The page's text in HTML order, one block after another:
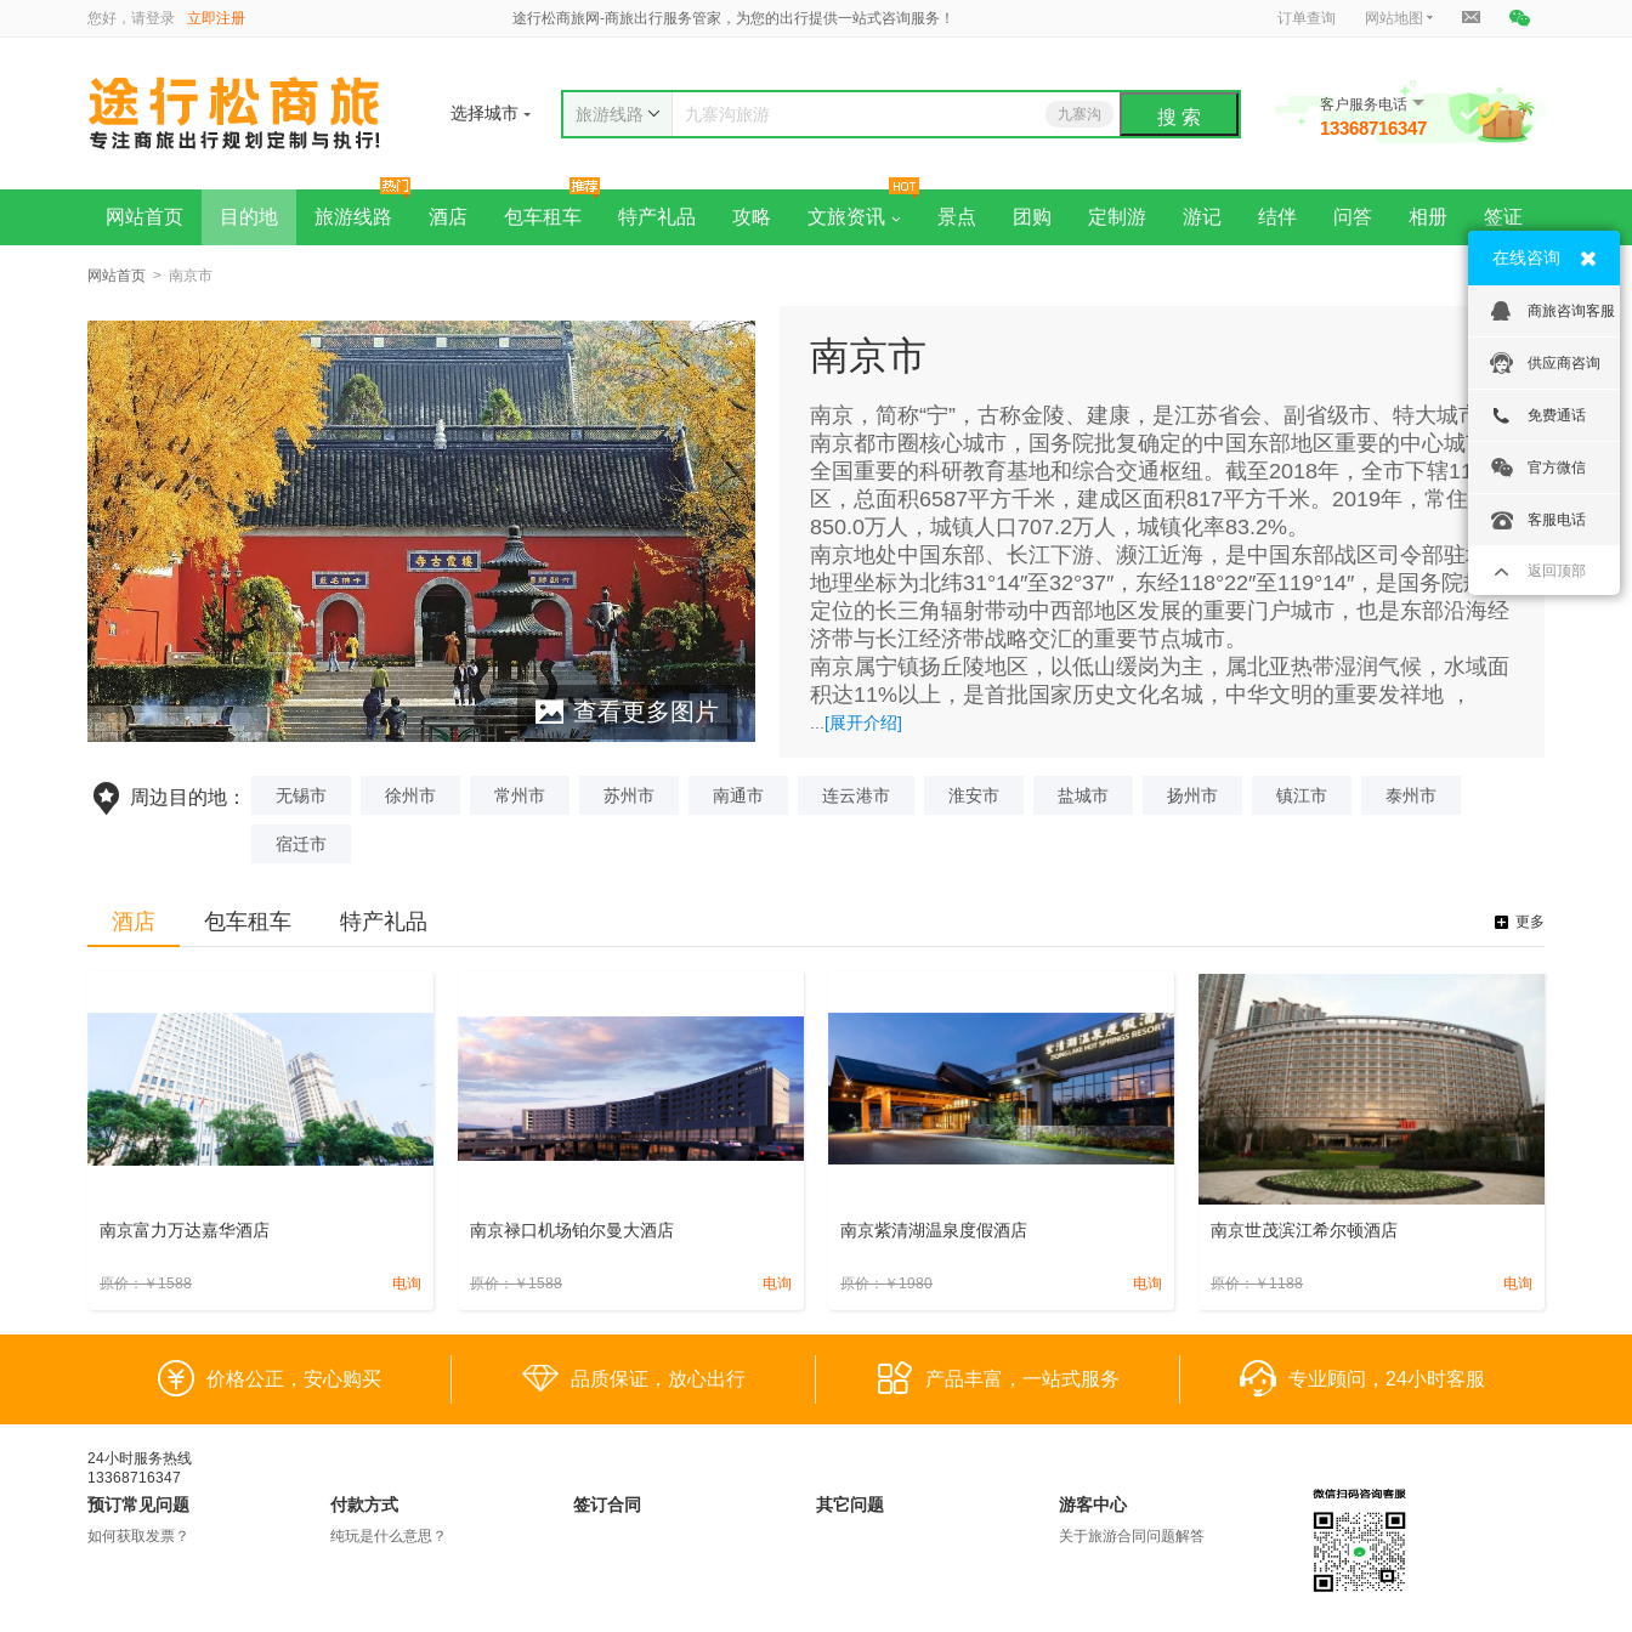
您好，请登录 立即注册 途行松商旅网-商旅出行服务管家，为您的出行提供一站式咨询服务！ 订单查询 网站地图
选择城市 旅游线路 搜 索
九寨沟
九寨沟旅游
黄龙
客户服务电话
13368716347
网站首页 目的地 旅游线路 酒店 包车租车 特产礼品 攻略 文旅资讯 景点 团购 定制游 游记 结伴 问答 相册 签证
网站首页 > 南京市
查看更多图片
南京市
南京，简称“宁”，古称金陵、建康，是江苏省会、副省级市、特大城市、
南京都市圈核心城市，国务院批复确定的中国东部地区重要的中心城市、
全国重要的科研教育基地和综合交通枢纽。截至2018年，全市下辖11个
区，总面积6587平方千米，建成区面积817平方千米。2019年，常住人口
850.0万人，城镇人口707.2万人，城镇化率83.2%。
南京地处中国东部、长江下游、濒江近海，是中国东部战区司令部驻地，
地理坐标为北纬31°14″至32°37″，东经118°22″至119°14″，是国务院规划
定位的长三角辐射带动中西部地区发展的重要门户城市，也是东部沿海经
济带与长江经济带战略交汇的重要节点城市。​
南京属宁镇扬丘陵地区，以低山缓岗为主，属北亚热带湿润气候，水域面
积达11%以上，是首批国家历史文化名城，中华文明的重要发祥地 ，
[展开介绍]
周边目的地： 无锡市 徐州市 常州市 苏州市 南通市 连云港市 淮安市 盐城市 扬州市 镇江市 泰州市
宿迁市
酒店 包车租车 特产礼品 更多
南京富力万达嘉华酒店
原价：￥1588 电询
南京禄口机场铂尔曼大酒店
原价：￥1588 电询
南京紫清湖温泉度假酒店
原价：￥1980 电询
南京世茂滨江希尔顿酒店
原价：￥1188 电询
价格公正，安心购买 品质保证，放心出行 产品丰富，一站式服务 专业顾问，24小时客服
24小时服务热线
13368716347
预订常见问题
如何获取发票？
付款方式
纯玩是什么意思？
签订合同 其它问题 游客中心
关于旅游合同问题解答
在线咨询
商旅咨询客服
供应商咨询
免费通话
官方微信
客服电话
返回顶部